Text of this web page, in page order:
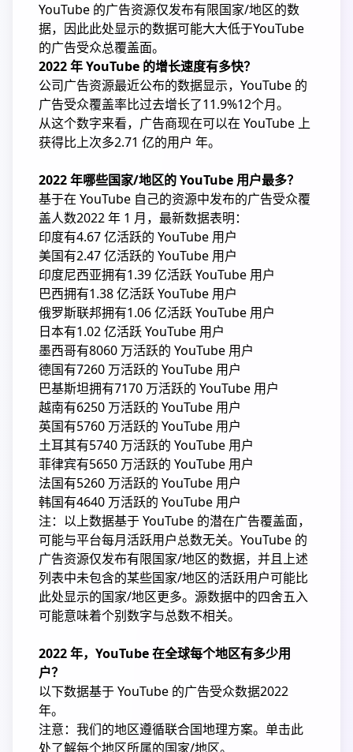
YouTube 的广告资源仅发布有限国家/地区的数
据，因此此处显示的数据可能大大低于YouTube
的广告受众总覆盖面。
2022 年 YouTube 的增长速度有多快？
公司广告资源最近公布的数据显示，YouTube 的
广告受众覆盖率比过去增长了11.9%12个月。
从这个数字来看，广告商现在可以在 YouTube 上
获得比上次多2.71 亿的用户 年。
2022 年哪些国家/地区的 YouTube 用户最多？
基于在 YouTube 自己的资源中发布的广告受众覆
盖人数2022 年 1 月，最新数据表明：
印度有4.67 亿活跃的 YouTube 用户
美国有2.47 亿活跃的 YouTube 用户
印度尼西亚拥有1.39 亿活跃 YouTube 用户
巴西拥有1.38 亿活跃 YouTube 用户
俄罗斯联邦拥有1.06 亿活跃 YouTube 用户
日本有1.02 亿活跃 YouTube 用户
墨西哥有8060 万活跃的 YouTube 用户
德国有7260 万活跃的 YouTube 用户
巴基斯坦拥有7170 万活跃的 YouTube 用户
越南有6250 万活跃的 YouTube 用户
英国有5760 万活跃的 YouTube 用户
土耳其有5740 万活跃的 YouTube 用户
菲律宾有5650 万活跃的 YouTube 用户
法国有5260 万活跃的 YouTube 用户
韩国有4640 万活跃的 YouTube 用户
注：以上数据基于 YouTube 的潜在广告覆盖面，
可能与平台每月活跃用户总数无关。YouTube 的
广告资源仅发布有限国家/地区的数据，并且上述
列表中未包含的某些国家/地区的活跃用户可能比
此处显示的国家/地区更多。源数据中的四舍五入
可能意味着个别数字与总数不相关。
2022 年，YouTube 在全球每个地区有多少用
户？
以下数据基于 YouTube 的广告受众数据2022
年。
注意：我们的地区遵循联合国地理方案。单击此
处了解每个地区所属的国家/地区。